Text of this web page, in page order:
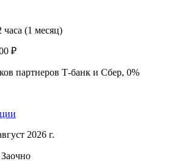
часа (1 месяц)
₽
партнеров Т-банк и Сбер, 0%
2026 г.
Заочно